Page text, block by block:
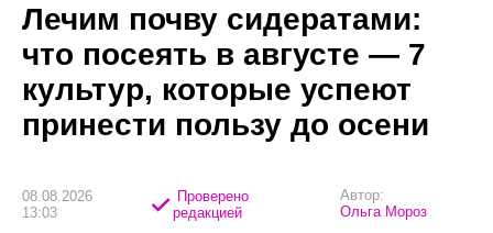
Лечим почву сидератами:
что посеять в августе — 7
культур, которые успеют
принести пользу до осени
08.08.2026
13:03
Проверено
редакцией
Автор:
Ольга Мороз